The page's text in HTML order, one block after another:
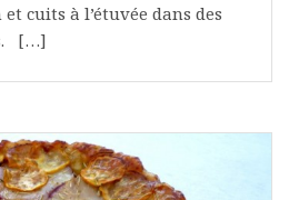
cuits à l’étuvée dans des
[…]